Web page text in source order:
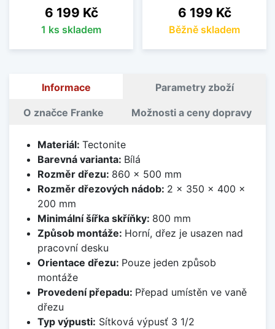
Cena
6 199 Kč
1 ks skladem
Cena
6 199 Kč
Běžně skladem
Informace Parametry zboží
O značce Franke Možnosti a ceny dopravy
Materiál: Tectonite
Barevná varianta: Bílá
Rozměr dřezu: 860 x 500 mm
Rozměr dřezových nádob: 2 x 350 x 400 x
200 mm
Minimální šířka skříňky: 800 mm
Způsob montáže: Horní, dřez je usazen nad
pracovní desku
Orientace dřezu: Pouze jeden způsob
montáže
Provedení přepadu: Přepad umístěn ve vaně
dřezu
Typ výpusti: Sítková výpusť 3 1/2